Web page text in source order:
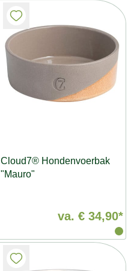
Cloud7® Hondenvoerbak
"Mauro"
va. € 34,90*